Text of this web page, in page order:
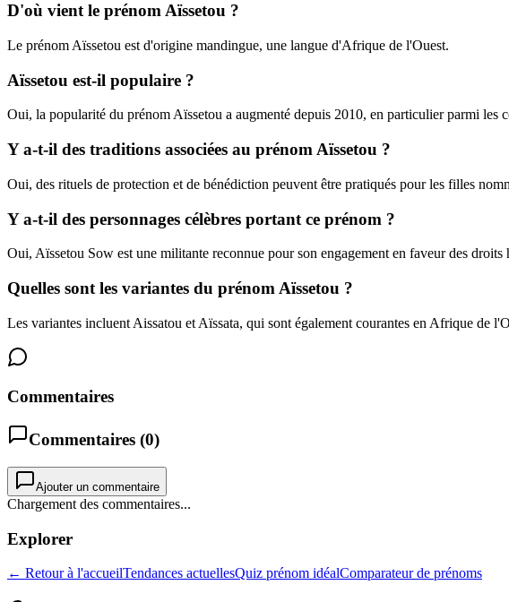
D'où vient le prénom Aïssetou ?
Le prénom Aïssetou est d'origine mandingue, une langue d'Afrique de l'Ouest.
Aïssetou est-il populaire ?
Oui, la popularité du prénom Aïssetou a augmenté depuis 2010, en particulier parmi les
Y a-t-il des traditions associées au prénom Aïssetou ?
Oui, des rituels de protection et de bénédiction peuvent être pratiqués pour les filles
Y a-t-il des personnages célèbres portant ce prénom ?
Oui, Aïssetou Sow est une militante reconnue pour son engagement en faveur des droits
Quelles sont les variantes du prénom Aïssetou ?
Les variantes incluent Aissatou et Aïssata, qui sont également courantes en Afrique de
Commentaires
Commentaires (0)
Ajouter un commentaire
Chargement des commentaires...
Explorer
← Retour à l'accueilTendances actuellesQuiz prénom idéalComparateur de prénoms